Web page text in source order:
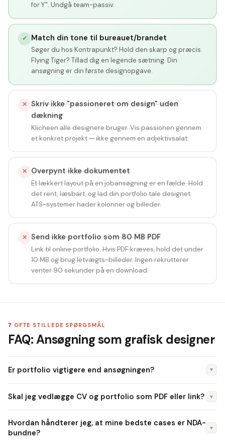
for Y". Undgå team-passiv.
✓ Match din tone til bureauet/brandet
Søger du hos Kontrapunkt? Hold den skarp og præcis.
Flying Tiger? Tillad dig en legende sætning. Din
ansøgning er din første designopgave.
✕ Skriv ikke "passioneret om design" uden
dækning
Klicheen alle designere bruger. Vis passionen gennem
et konkret projekt — ikke gennem en adjektivsalat.
✕ Overpynt ikke dokumentet
Et lækkert layout på en jobansøgning er en fælde. Hold
det rent, læsbart, og lad din portfolio tale designet.
ATS-systemer hader kolonner og billeder.
✕ Send ikke portfolio som 80 MB PDF
Link til online portfolio. Hvis PDF kræves, hold det under
10 MB og brug letvægts-billeder. Ingen rekrutterer
venter 90 sekunder på en download.
❓ OFTE STILLEDE SPØRGSMÅL
FAQ: Ansøgning som grafisk designer
Er portfolio vigtigere end ansøgningen? ▼
fleste bureauer. Men en dårlig ansøgning får dem til at lukke
Skal jeg vedlægge CV og portfolio som PDF eller link? ▼
(maks 2 sider). Hvis opslaget beder om PDF-portfolio, hold
Hvordan håndterer jeg, at mine bedste cases er NDA-
bundne?
▼